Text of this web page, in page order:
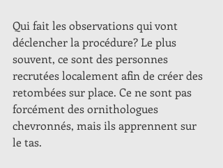
Qui fait les observations qui vont
déclencher la procédure? Le plus
souvent, ce sont des personnes
recrutées localement afin de créer des
retombées sur place. Ce ne sont pas
forcément des ornithologues
chevronnés, mais ils apprennent sur
le tas.